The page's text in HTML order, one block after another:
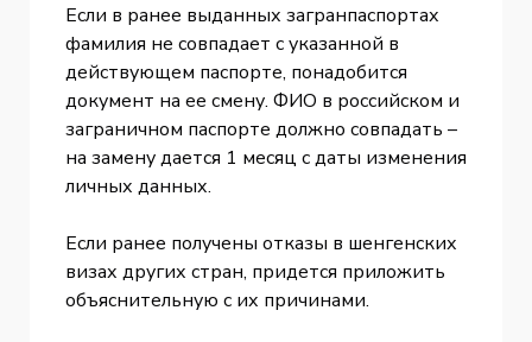
Если в ранее выданных загранпаспортах
фамилия не совпадает с указанной в
действующем паспорте, понадобится
документ на ее смену. ФИО в российском и
заграничном паспорте должно совпадать –
на замену дается 1 месяц с даты изменения
личных данных.
Если ранее получены отказы в шенгенских
визах других стран, придется приложить
объяснительную с их причинами.